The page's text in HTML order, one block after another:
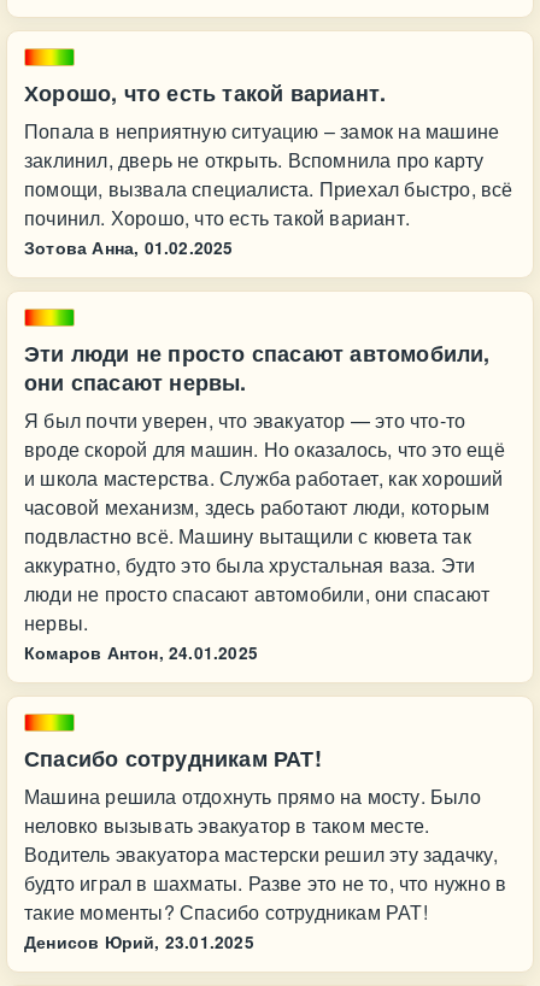
Хорошо, что есть такой вариант.
Попала в неприятную ситуацию – замок на машине
заклинил, дверь не открыть. Вспомнила про карту
помощи, вызвала специалиста. Приехал быстро, всё
починил. Хорошо, что есть такой вариант.
Зотова Анна, 01.02.2025
Эти люди не просто спасают автомобили,
они спасают нервы.
Я был почти уверен, что эвакуатор — это что-то
вроде скорой для машин. Но оказалось, что это ещё
и школа мастерства. Служба работает, как хороший
часовой механизм, здесь работают люди, которым
подвластно всё. Машину вытащили с кювета так
аккуратно, будто это была хрустальная ваза. Эти
люди не просто спасают автомобили, они спасают
нервы.
Комаров Антон, 24.01.2025
Спасибо сотрудникам РАТ!
Машина решила отдохнуть прямо на мосту. Было
неловко вызывать эвакуатор в таком месте.
Водитель эвакуатора мастерски решил эту задачку,
будто играл в шахматы. Разве это не то, что нужно в
такие моменты? Спасибо сотрудникам РАТ!
Денисов Юрий, 23.01.2025